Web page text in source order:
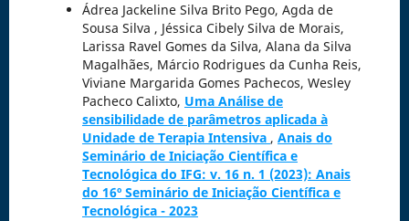
Ádrea Jackeline Silva Brito Pego, Agda de
Sousa Silva , Jéssica Cibely Silva de Morais,
Larissa Ravel Gomes da Silva, Alana da Silva
Magalhães, Márcio Rodrigues da Cunha Reis,
Viviane Margarida Gomes Pachecos, Wesley
Pacheco Calixto, Uma Análise de
sensibilidade de parâmetros aplicada à
Unidade de Terapia Intensiva , Anais do
Seminário de Iniciação Científica e
Tecnológica do IFG: v. 16 n. 1 (2023): Anais
do 16º Seminário de Iniciação Científica e
Tecnológica - 2023